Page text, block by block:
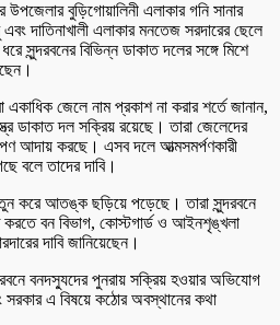
বুড়িগোয়ালিনী এলাকার গনি সানার
দাতিনাখালী এলাকার মনতেজ সরদারের ছেলে
সুন্দরবনের বিভিন্ন ডাকাত দলের সঙ্গে মিশে
জেলে নাম প্রকাশ না করার শর্তে জানান,
ডাকাত দল সক্রিয় রয়েছে। তারা জেলেদের
আদায় করছে। এসব দলে আত্মসমর্পণকারী
বলে তাদের দাবি।
করে আতঙ্ক ছড়িয়ে পড়েছে। তারা সুন্দরবনে
করতে বন বিভাগ, কোস্টগার্ড ও আইনশৃঙ্খলা
দাবি জানিয়েছেন।
বনদস্যুদের পুনরায় সক্রিয় হওয়ার অভিযোগ
এ বিষয়ে কঠোর অবস্থানের কথা